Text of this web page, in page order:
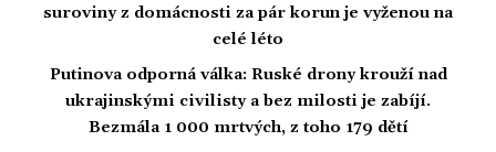
suroviny z domácnosti za pár korun je vyženou na
celé léto
Putinova odporná válka: Ruské drony krouží nad
ukrajinskými civilisty a bez milosti je zabíjí.
Bezmála 1 000 mrtvých, z toho 179 dětí